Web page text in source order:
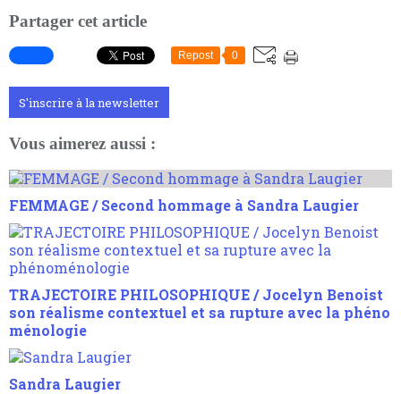
Partager cet article
Repost 0
S'inscrire à la newsletter
Vous aimerez aussi :
FEMMAGE / Second hommage à Sandra Laugier
TRAJECTOIRE PHILOSOPHIQUE / Jocelyn Benoist
son réalisme contextuel et sa rupture avec la phéno
ménologie
Sandra Laugier